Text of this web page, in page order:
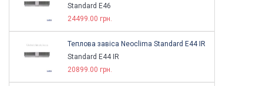
Standard E46
24499.00 грн.
Теплова завіса Neoclima Standard E44 IR
Standard E44 IR
20899.00 грн.